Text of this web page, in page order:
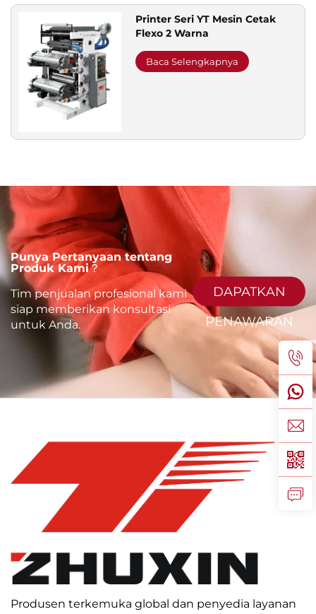
Printer Seri YT Mesin Cetak
Flexo 2 Warna
Baca Selengkapnya
Punya Pertanyaan tentang
Produk Kami？
Tim penjualan profesional kami
siap memberikan konsultasi
untuk Anda.
DAPATKAN
PENAWARAN
Produsen terkemuka global dan penyedia layanan